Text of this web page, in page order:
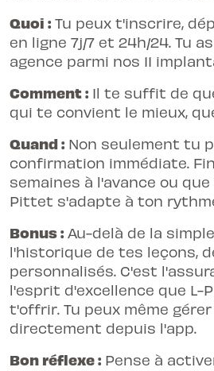
Quoi : Tu peux t'inscrire,
en ligne 7j/7 et 24h/24. Tu
agence parmi nos 11
Comment : Il te suffit de
qui te convient le mieux,
Quand : Non seulement tu
confirmation immédiate.
semaines à l'avance ou
Pittet s'adapte à ton
Bonus : Au-delà de la
l'historique de tes leçons,
personnalisés. C'est
l'esprit d'excellence que L-
t'offrir. Tu peux même
directement depuis l'app.
Bon réflexe : Pense à